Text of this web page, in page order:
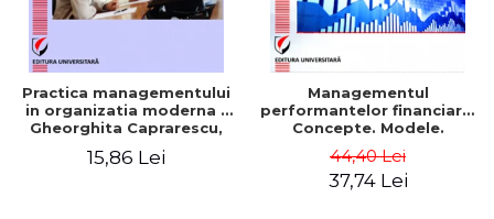
Practica managementului
in organizatia moderna -
Gheorghita Caprarescu,
Georgiana Aron
15,86 Lei
Managementul
performantelor financiare.
Concepte. Modele.
44,40 Lei
37,74 Lei